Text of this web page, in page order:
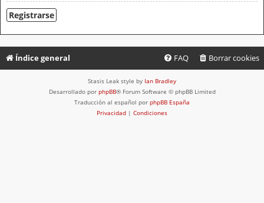
Registrarse
Índice general Borrar cookies
FAQ
Stasis Leak style by Ian Bradley
Desarrollado por phpBB® Forum Software © phpBB Limited
Traducción al español por phpBB España
Privacidad | Condiciones